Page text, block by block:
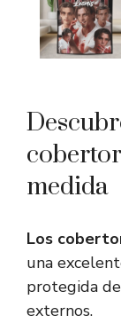
medida
Los
una
protegida
externos.